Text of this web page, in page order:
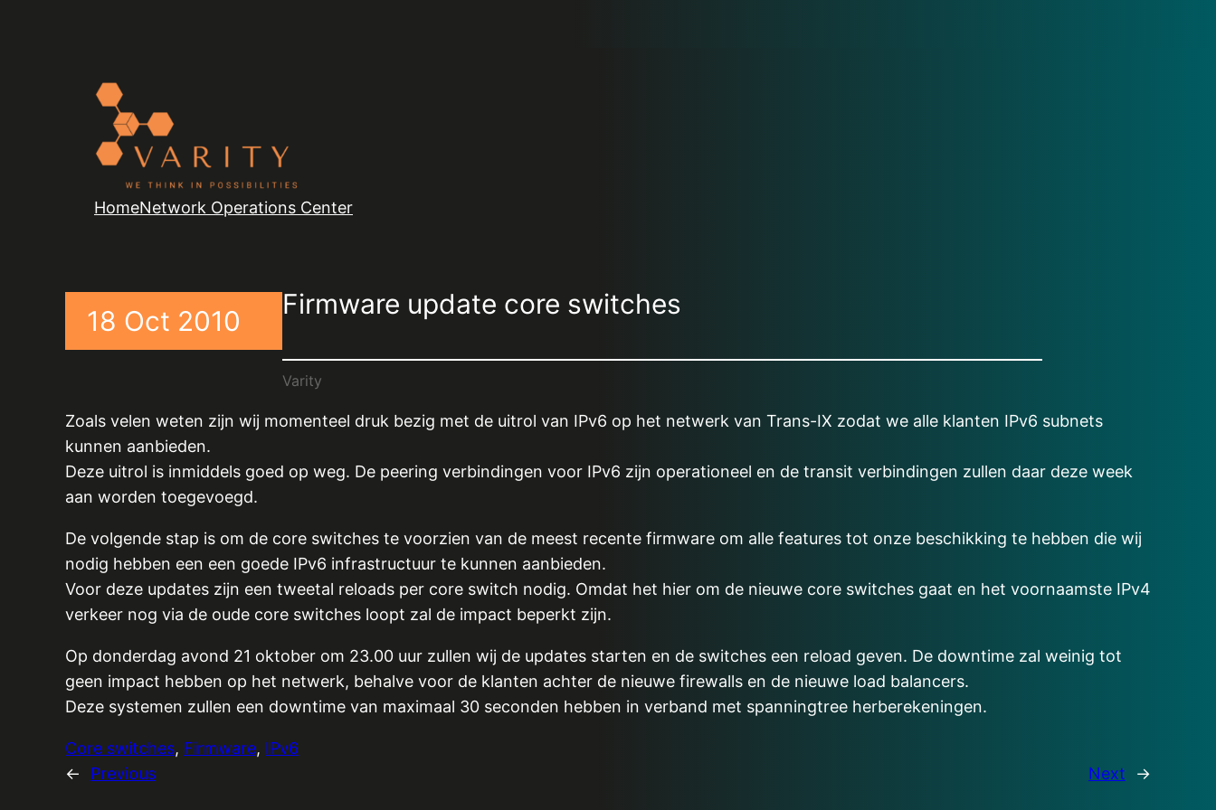
HomeNetwork Operations Center
18 Oct 2010
Firmware update core switches
Varity
Zoals velen weten zijn wij momenteel druk bezig met de uitrol van IPv6 op het netwerk van Trans-IX zodat we alle klanten IPv6 subnets
kunnen aanbieden.
Deze uitrol is inmiddels goed op weg. De peering verbindingen voor IPv6 zijn operationeel en de transit verbindingen zullen daar deze week
aan worden toegevoegd.
De volgende stap is om de core switches te voorzien van de meest recente firmware om alle features tot onze beschikking te hebben die wij
nodig hebben een een goede IPv6 infrastructuur te kunnen aanbieden.
Voor deze updates zijn een tweetal reloads per core switch nodig. Omdat het hier om de nieuwe core switches gaat en het voornaamste IPv4
verkeer nog via de oude core switches loopt zal de impact beperkt zijn.
Op donderdag avond 21 oktober om 23.00 uur zullen wij de updates starten en de switches een reload geven. De downtime zal weinig tot
geen impact hebben op het netwerk, behalve voor de klanten achter de nieuwe firewalls en de nieuwe load balancers.
Deze systemen zullen een downtime van maximaal 30 seconden hebben in verband met spanningtree herberekeningen.
Core switches, Firmware, IPv6
←
Previous Next →